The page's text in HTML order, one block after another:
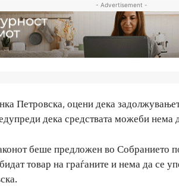
- Advertisement -
Петровска, оцени дека
дека средствата можеби нема
беше предложен во Собранието
товар на граѓаните и нема да се